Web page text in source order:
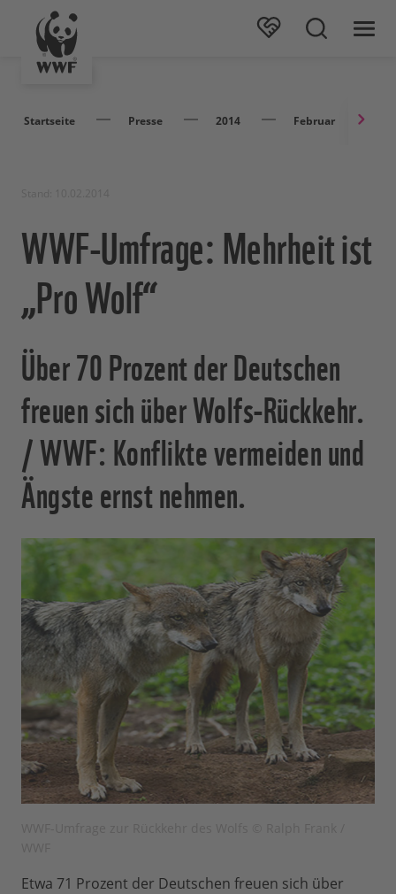
Startseite Presse 2014 Februar
WWF-Umfrage: Mehrheit ist
„Pro Wolf“
Über 70 Prozent der Deutschen
freuen sich über Wolfs-Rückkehr.
/ WWF: Konflikte vermeiden und
Ängste ernst nehmen.
Etwa 71 Prozent der Deutschen freuen sich über